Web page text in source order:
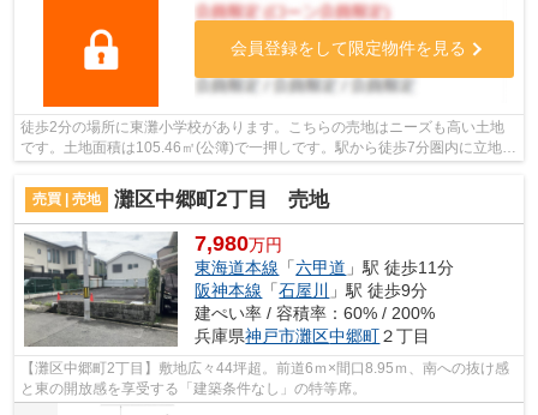
会員登録をして限定物件を見る
徒歩2分の場所に東灘小学校があります。こちらの売地はニーズも高い土地
です。土地面積は105.46㎡(公簿)で一押しです。駅から徒歩7分圏内に立地し
ています。神戸市東灘区エリアの不動...
売買 | 売地
灘区中郷町2丁目 売地
7,980万円
東海道本線 「六甲道 」駅 徒歩11分
阪神本線 「石屋川
」駅 徒歩9分
建ぺい率 / 容積率：60% / 200%
兵庫県神戸市灘区中郷町２丁目
【灘区中郷町2丁目】敷地広々44坪超。前道6ｍ×間口8.95ｍ、南への抜け感
と東の開放感を享受する「建築条件なし」の特等席。